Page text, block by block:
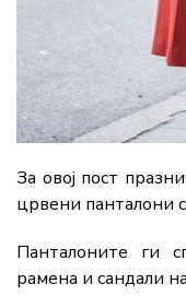
За овој пост
црвени панталони
Панталоните ги
рамена и сандали